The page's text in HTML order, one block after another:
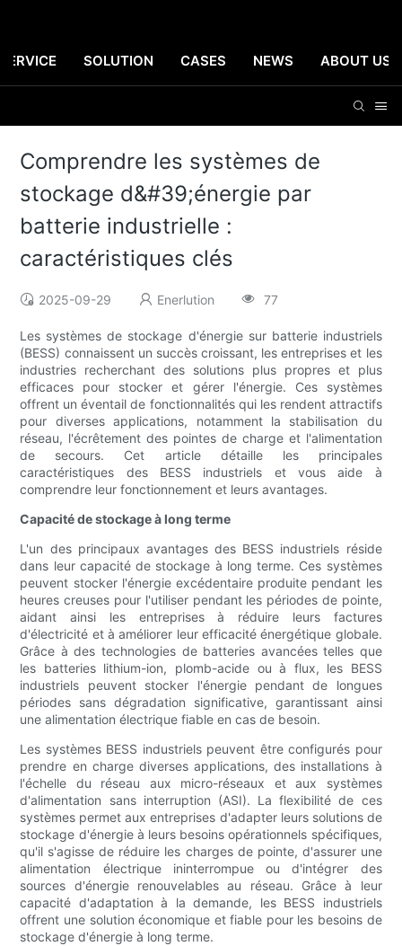
SERVICE SOLUTION CASES NEWS ABOUT US
Comprendre les systèmes de
stockage d&#39;énergie par
batterie industrielle :
caractéristiques clés
2025-09-29 Enerlution 77
Les systèmes de stockage d'énergie sur batterie industriels
(BESS) connaissent un succès croissant, les entreprises et les
industries recherchant des solutions plus propres et plus
efficaces pour stocker et gérer l'énergie. Ces systèmes
offrent un éventail de fonctionnalités qui les rendent attractifs
pour diverses applications, notamment la stabilisation du
réseau, l'écrêtement des pointes de charge et l'alimentation
de secours. Cet article détaille les principales
caractéristiques des BESS industriels et vous aide à
comprendre leur fonctionnement et leurs avantages.
Capacité de stockage à long terme
L'un des principaux avantages des BESS industriels réside
dans leur capacité de stockage à long terme. Ces systèmes
peuvent stocker l'énergie excédentaire produite pendant les
heures creuses pour l'utiliser pendant les périodes de pointe,
aidant ainsi les entreprises à réduire leurs factures
d'électricité et à améliorer leur efficacité énergétique globale.
Grâce à des technologies de batteries avancées telles que
les batteries lithium-ion, plomb-acide ou à flux, les BESS
industriels peuvent stocker l'énergie pendant de longues
périodes sans dégradation significative, garantissant ainsi
une alimentation électrique fiable en cas de besoin.
Les systèmes BESS industriels peuvent être configurés pour
prendre en charge diverses applications, des installations à
l'échelle du réseau aux micro-réseaux et aux systèmes
d'alimentation sans interruption (ASI). La flexibilité de ces
systèmes permet aux entreprises d'adapter leurs solutions de
stockage d'énergie à leurs besoins opérationnels spécifiques,
qu'il s'agisse de réduire les charges de pointe, d'assurer une
alimentation électrique ininterrompue ou d'intégrer des
sources d'énergie renouvelables au réseau. Grâce à leur
capacité d'adaptation à la demande, les BESS industriels
offrent une solution économique et fiable pour les besoins de
stockage d'énergie à long terme.